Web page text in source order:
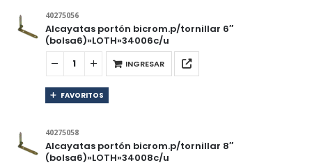
40275056
Alcayatas portón bicrom.p/tornillar 6″
(bolsa6)»LOTH»34006c/u
INGRESAR
FAVORITOS
40275058
Alcayatas portón bicrom.p/tornillar 8″
(bolsa6)»LOTH»34008c/u